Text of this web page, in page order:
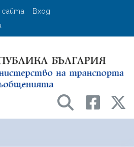
Премини
Вход